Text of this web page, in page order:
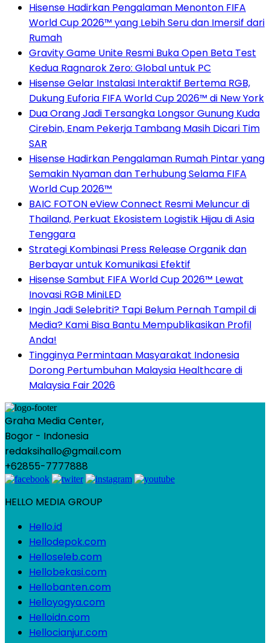
Hisense Hadirkan Pengalaman Menonton FIFA
World Cup 2026™ yang Lebih Seru dan Imersif dari
Rumah
Gravity Game Unite Resmi Buka Open Beta Test
Kedua Ragnarok Zero: Global untuk PC
Hisense Gelar Instalasi Interaktif Bertema RGB,
Dukung Euforia FIFA World Cup 2026™ di New York
Dua Orang Jadi Tersangka Longsor Gunung Kuda
Cirebin, Enam Pekerja Tambang Masih Dicari Tim
SAR
Hisense Hadirkan Pengalaman Rumah Pintar yang
Semakin Nyaman dan Terhubung Selama FIFA
World Cup 2026™
BAIC FOTON eView Connect Resmi Meluncur di
Thailand, Perkuat Ekosistem Logistik Hijau di Asia
Tenggara
Strategi Kombinasi Press Release Organik dan
Berbayar untuk Komunikasi Efektif
Hisense Sambut FIFA World Cup 2026™ Lewat
Inovasi RGB MiniLED
Ingin Jadi Selebriti? Tapi Belum Pernah Tampil di
Media? Kami Bisa Bantu Mempublikasikan Profil
Anda!
Tingginya Permintaan Masyarakat Indonesia
Dorong Pertumbuhan Malaysia Healthcare di
Malaysia Fair 2026
Graha Media Center,
Bogor - Indonesia
redaksihallo@gmail.com
+62855-7777888
HELLO MEDIA GROUP
Hello.id
Hellodepok.com
Helloseleb.com
Hellobekasi.com
Hellobanten.com
Helloyogya.com
Helloidn.com
Hellocianjur.com